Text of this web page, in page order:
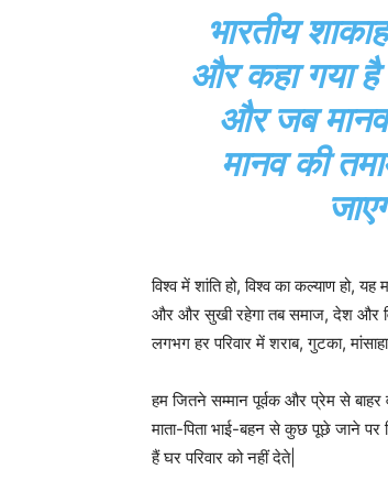
भारतीय
और कहा गया है
और जब
मानव की
विश्व में शांति हो, विश्व का कल्याण हो,
और और सुखी रहेगा तब समाज, देश और
लगभग हर परिवार में शराब, गुटका,
हम जितने सम्मान पूर्वक और प्रेम से
माता-पिता भाई-बहन से कुछ पूछे जाने
हैं घर परिवार को नहीं देते|